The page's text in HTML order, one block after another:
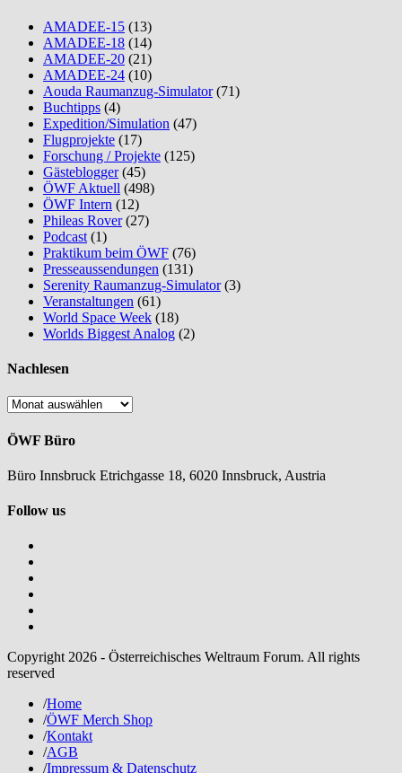
AMADEE-15 (13)
AMADEE-18 (14)
AMADEE-20 (21)
AMADEE-24 (10)
Aouda Raumanzug-Simulator(71)
Buchtipps (4)
Expedition/Simulation (47)
Flugprojekte (17)
Forschung / Projekte (125)
Gästeblogger(45)
ÖWF Aktuell (498)
ÖWF Intern (12)
Phileas Rover(27)
Podcast (1)
Praktikum beim ÖWF (76)
Presseaussendungen (131)
Serenity Raumanzug-Simulator(3)
Veranstaltungen (61)
World Space Week (18)
Worlds Biggest Analog (2)
Nachlesen
Nachlesen
ÖWF Büro
Büro Innsbruck Etrichgasse 18, 6020 Innsbruck, Austria
Follow us
Copyright 2026 - Österreichisches Weltraum Forum. All rights
reserved
/Home
/ÖWF Merch Shop
/Kontakt
/AGB
/Impressum & Datenschutz